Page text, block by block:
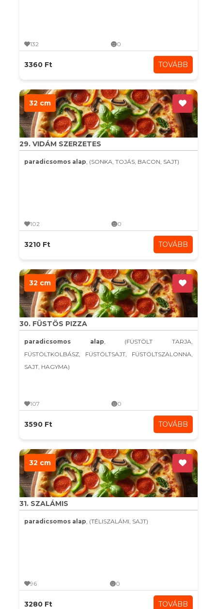
132 0
3360 Ft TOVÁBB
32 cm
29. VIDÁM SZERZETES
paradicsomos alap, (SONKA, TOJÁS, BACON, SAJT)
102 0
3210 Ft TOVÁBB
32 cm
30. FÜSTÖS PIZZA
paradicsomos alap, (FÜSTÖLT TARJA,
FÜSTÖLTKOLBÁSZ, FÜSTÖLTSAJT, FÜSTÖLTSZALONNA,
SAJT, HAGYMA)
107 0
3590 Ft TOVÁBB
32 cm
31. SZALÁMIS
paradicsomos alap, (TÉLISZALÁMI, SAJT)
96 0
3280 Ft TOVÁBB